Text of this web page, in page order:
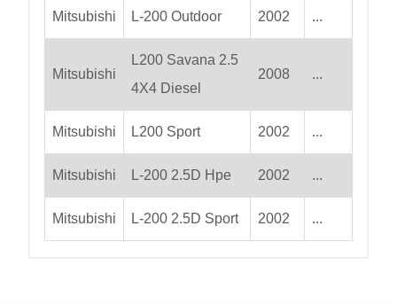
Mitsubishi L-200 Outdoor 2002 ...
Mitsubishi
L200 Savana 2.5
4X4 Diesel
2008 ...
Mitsubishi L200 Sport 2002 ...
Mitsubishi L-200 2.5D Hpe 2002 ...
Mitsubishi L-200 2.5D Sport 2002 ...